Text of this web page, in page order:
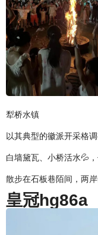
犁桥水镇
以其典型的徽派开采格
白墙黛瓦、小桥活水💦
散步在石板巷陌间，两
皇冠hg86a